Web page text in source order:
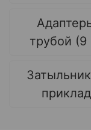
трубой (9